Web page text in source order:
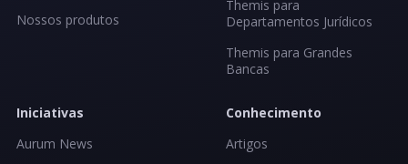
Nossos produtos
Themis para
Departamentos Jurídicos
Themis para Grandes
Bancas
Iniciativas
Aurum News
Conhecimento
Artigos